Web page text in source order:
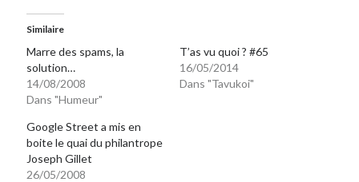
Similaire
Marre des spams, la
solution…
14/08/2008
Dans "Humeur"
T’as vu quoi ? #65
16/05/2014
Dans "Tavukoi"
Google Street a mis en
boite le quai du philantrope
Joseph Gillet
26/05/2008